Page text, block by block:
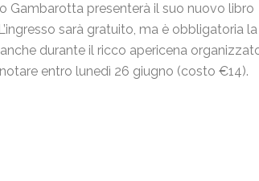
Gambarotta presenterà il suo nuovo libro
sarà gratuito, ma è obbligatoria la
durante il ricco apericena
entro lunedì 26 giugno (costo €14).